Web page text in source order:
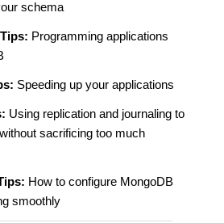
schema
Programming applications
Speeding up your applications
Using replication and journaling to
sacrificing too much
How to configure MongoDB
smoothly